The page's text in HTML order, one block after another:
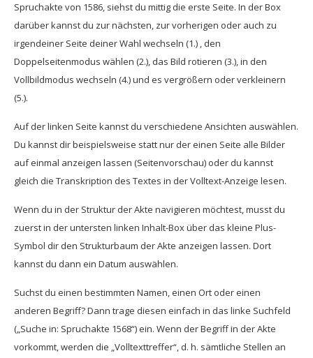
Spruchakte von 1586, siehst du mittig die erste Seite. In der Box
darüber kannst du zur nächsten, zur vorherigen oder auch zu
irgendeiner Seite deiner Wahl wechseln (1.) , den
Doppelseitenmodus wählen (2.), das Bild rotieren (3.), in den
Vollbildmodus wechseln (4.) und es vergrößern oder verkleinern
(5.).
Auf der linken Seite kannst du verschiedene Ansichten auswählen.
Du kannst dir beispielsweise statt nur der einen Seite alle Bilder
auf einmal anzeigen lassen (Seitenvorschau) oder du kannst
gleich die Transkription des Textes in der Volltext-Anzeige lesen.
Wenn du in der Struktur der Akte navigieren möchtest, musst du
zuerst in der untersten linken Inhalt-Box über das kleine Plus-
Symbol dir den Strukturbaum der Akte anzeigen lassen. Dort
kannst du dann ein Datum auswählen.
Suchst du einen bestimmten Namen, einen Ort oder einen
anderen Begriff? Dann trage diesen einfach in das linke Suchfeld
(„Suche in: Spruchakte 1568“) ein. Wenn der Begriff in der Akte
vorkommt, werden die „Volltexttreffer“, d. h. sämtliche Stellen an